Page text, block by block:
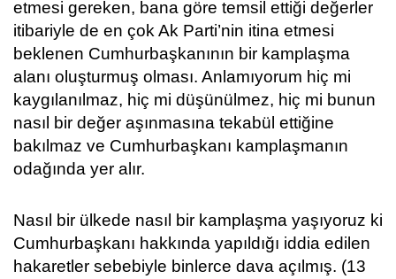
etmesi gereken, bana göre temsil ettiği değerler
itibariyle de en çok Ak Parti’nin itina etmesi
beklenen Cumhurbaşkanının bir kamplaşma
alanı oluşturmuş olması. Anlamıyorum hiç mi
kaygılanılmaz, hiç mi düşünülmez, hiç mi bunun
nasıl bir değer aşınmasına tekabül ettiğine
bakılmaz ve Cumhurbaşkanı kamplaşmanın
odağında yer alır.
Nasıl bir ülkede nasıl bir kamplaşma yaşıyoruz ki
Cumhurbaşkanı hakkında yapıldığı iddia edilen
hakaretler sebebiyle binlerce dava açılmış. (13